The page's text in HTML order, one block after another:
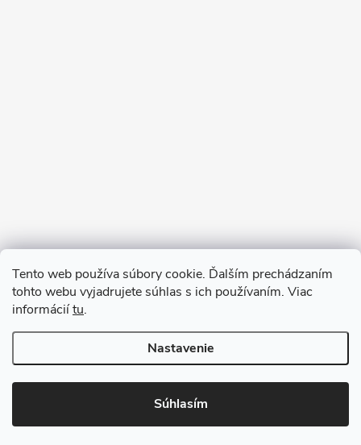
Tento web používa súbory cookie. Ďalším prechádzaním
tohto webu vyjadrujete súhlas s ich používaním. Viac
informáciítu.
Nastavenie
Súhlasím
Sledovať na Instagrame
Copyright 2026remab.sk. Všetky práva vyhradené.